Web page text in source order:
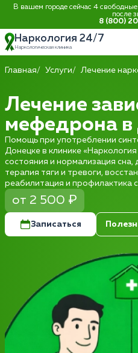
В вашем городе сейчас 4
после
8 (800)
Наркология 24/7
Наркологическая клиника
Главная Услуги Лечение
Лечение
мефедрона в
Помощь при употреблении
Донецке в клинике
состояния и нормализация сна,
терапия тяги и тревоги,
реабилитация и профилактика
от 2 500 ₽
Записаться